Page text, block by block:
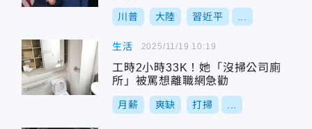
川普 大陸 習近平
生活
工時2小時33K！她「沒掃公司廁
所」被罵想離職網急勸
月薪 爽缺 打掃
2025/11/19 10:19